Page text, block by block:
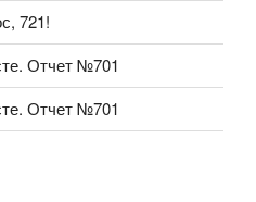
721!
Отчет №701
Отчет №701